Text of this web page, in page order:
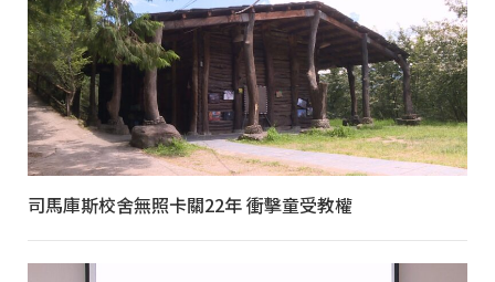
司馬庫斯校舍無照卡關22年 衝擊童受教權